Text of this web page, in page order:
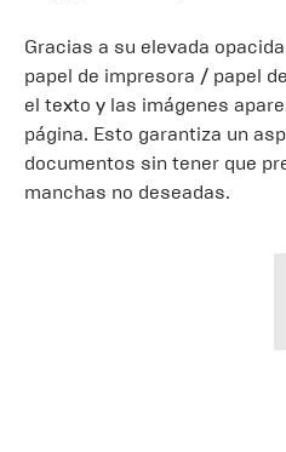
Gracias a su elevada
papel de impresora / papel
el texto y las imágenes
página. Esto garantiza un
documentos sin tener que
manchas no deseadas.